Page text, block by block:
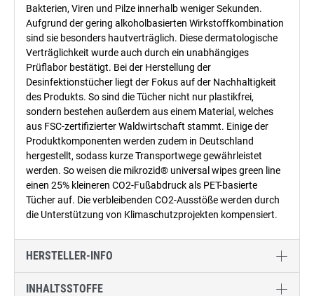
Bakterien, Viren und Pilze innerhalb weniger Sekunden.
Aufgrund der gering alkoholbasierten Wirkstoffkombination
sind sie besonders hautverträglich. Diese dermatologische
Verträglichkeit wurde auch durch ein unabhängiges
Prüflabor bestätigt. Bei der Herstellung der
Desinfektionstücher liegt der Fokus auf der Nachhaltigkeit
des Produkts. So sind die Tücher nicht nur plastikfrei,
sondern bestehen außerdem aus einem Material, welches
aus FSC-zertifizierter Waldwirtschaft stammt. Einige der
Produktkomponenten werden zudem in Deutschland
hergestellt, sodass kurze Transportwege gewährleistet
werden. So weisen die mikrozid® universal wipes green line
einen 25% kleineren CO2-Fußabdruck als PET-basierte
Tücher auf. Die verbleibenden CO2-Ausstöße werden durch
die Unterstützung von Klimaschutzprojekten kompensiert.
HERSTELLER-INFO
INHALTSSTOFFE